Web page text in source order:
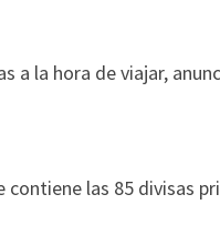
a la hora de viajar,
las 85 divisas